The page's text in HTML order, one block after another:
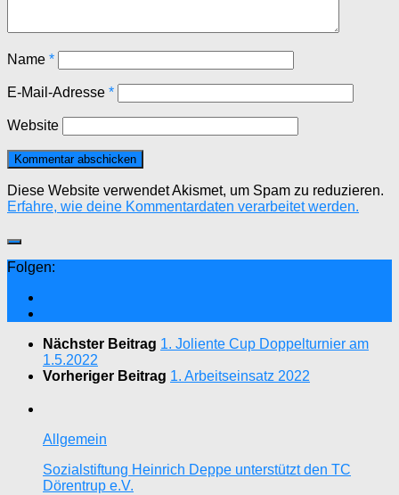
Name *
E-Mail-Adresse *
Website
Diese Website verwendet Akismet, um Spam zu reduzieren.
Erfahre, wie deine Kommentardaten verarbeitet werden.
Folgen:
Nächster Beitrag 1. Joliente Cup Doppelturnier am
1.5.2022
Vorheriger Beitrag 1. Arbeitseinsatz 2022
Allgemein
Sozialstiftung Heinrich Deppe unterstützt den TC
Dörentrup e.V.